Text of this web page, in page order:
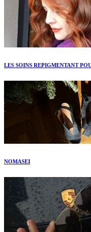
LES SOINS REPIGMENTANT
NOMASEI